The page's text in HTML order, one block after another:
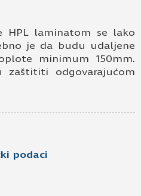
i Politiku
HPL laminatom se lako
je da budu udaljene
minimum 150mm.
zaštititi odgovarajućom
podaci